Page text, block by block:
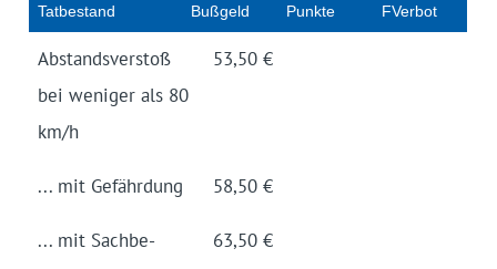
Tatbe­stand Buß­geld Punk­te FVer­bot
Abstands­verstoß
bei weniger als 80
km/h
53,50 €
... mit Gefähr­dung 58,50 €
... mit Sachbe­
63,50 €